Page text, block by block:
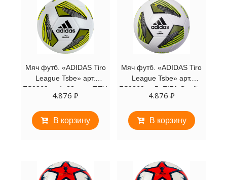
Мяч футб. «ADIDAS Tiro
League Tsbe» арт.
FS0369, р.4, 32 пан, ТПУ,
термосшивка, бело-желт
4.876₽
В корзину
Мяч футб. «ADIDAS Tiro
League Tsbe» арт.
FS0369, р.5, FIFA Quality,
32п, ТПУ, термосшивка,
бело-желт
4.876 ₽
В корзину